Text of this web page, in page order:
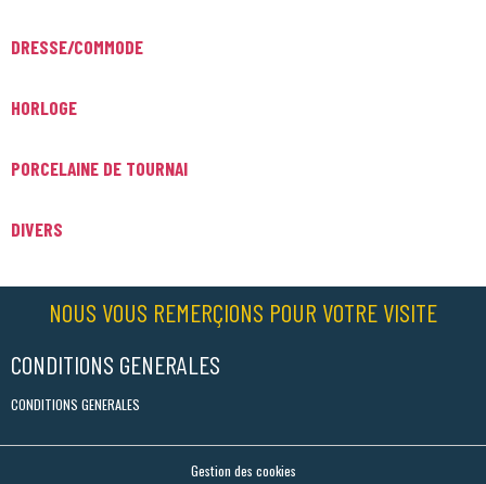
DRESSE/COMMODE
HORLOGE
PORCELAINE DE TOURNAI
DIVERS
NOUS VOUS REMERÇIONS POUR VOTRE VISITE
CONDITIONS GENERALES
CONDITIONS GENERALES
Gestion des cookies